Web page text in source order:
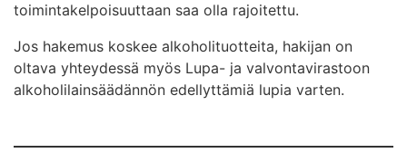
toimintakelpoisuuttaan saa olla rajoitettu.
Jos hakemus koskee alkoholituotteita, hakijan on
oltava yhteydessä myös Lupa- ja valvontavirastoon
alkoholilainsäädännön edellyttämiä lupia varten.